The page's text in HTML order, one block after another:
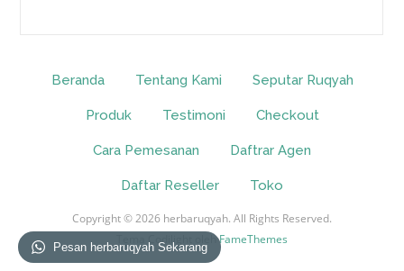
Beranda Tentang Kami Seputar Ruqyah
Produk Testimoni Checkout
Cara Pemesanan Daftrar Agen
Daftar Reseller Toko
Copyright © 2026 herbaruqyah. All Rights Reserved.
Tema Codilight olehFameThemes
Pesan herbaruqyah Sekarang